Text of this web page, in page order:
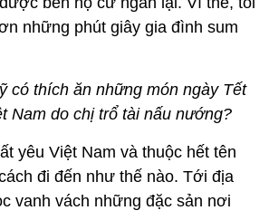
những phút giây gia đình sum
có thích ăn những món ngày Tết
Nam do chị trổ tài nấu nướng?
yêu Việt Nam và thuộc hết tên
đi đến như thế nào. Tới địa
vanh vách những đặc sản nơi